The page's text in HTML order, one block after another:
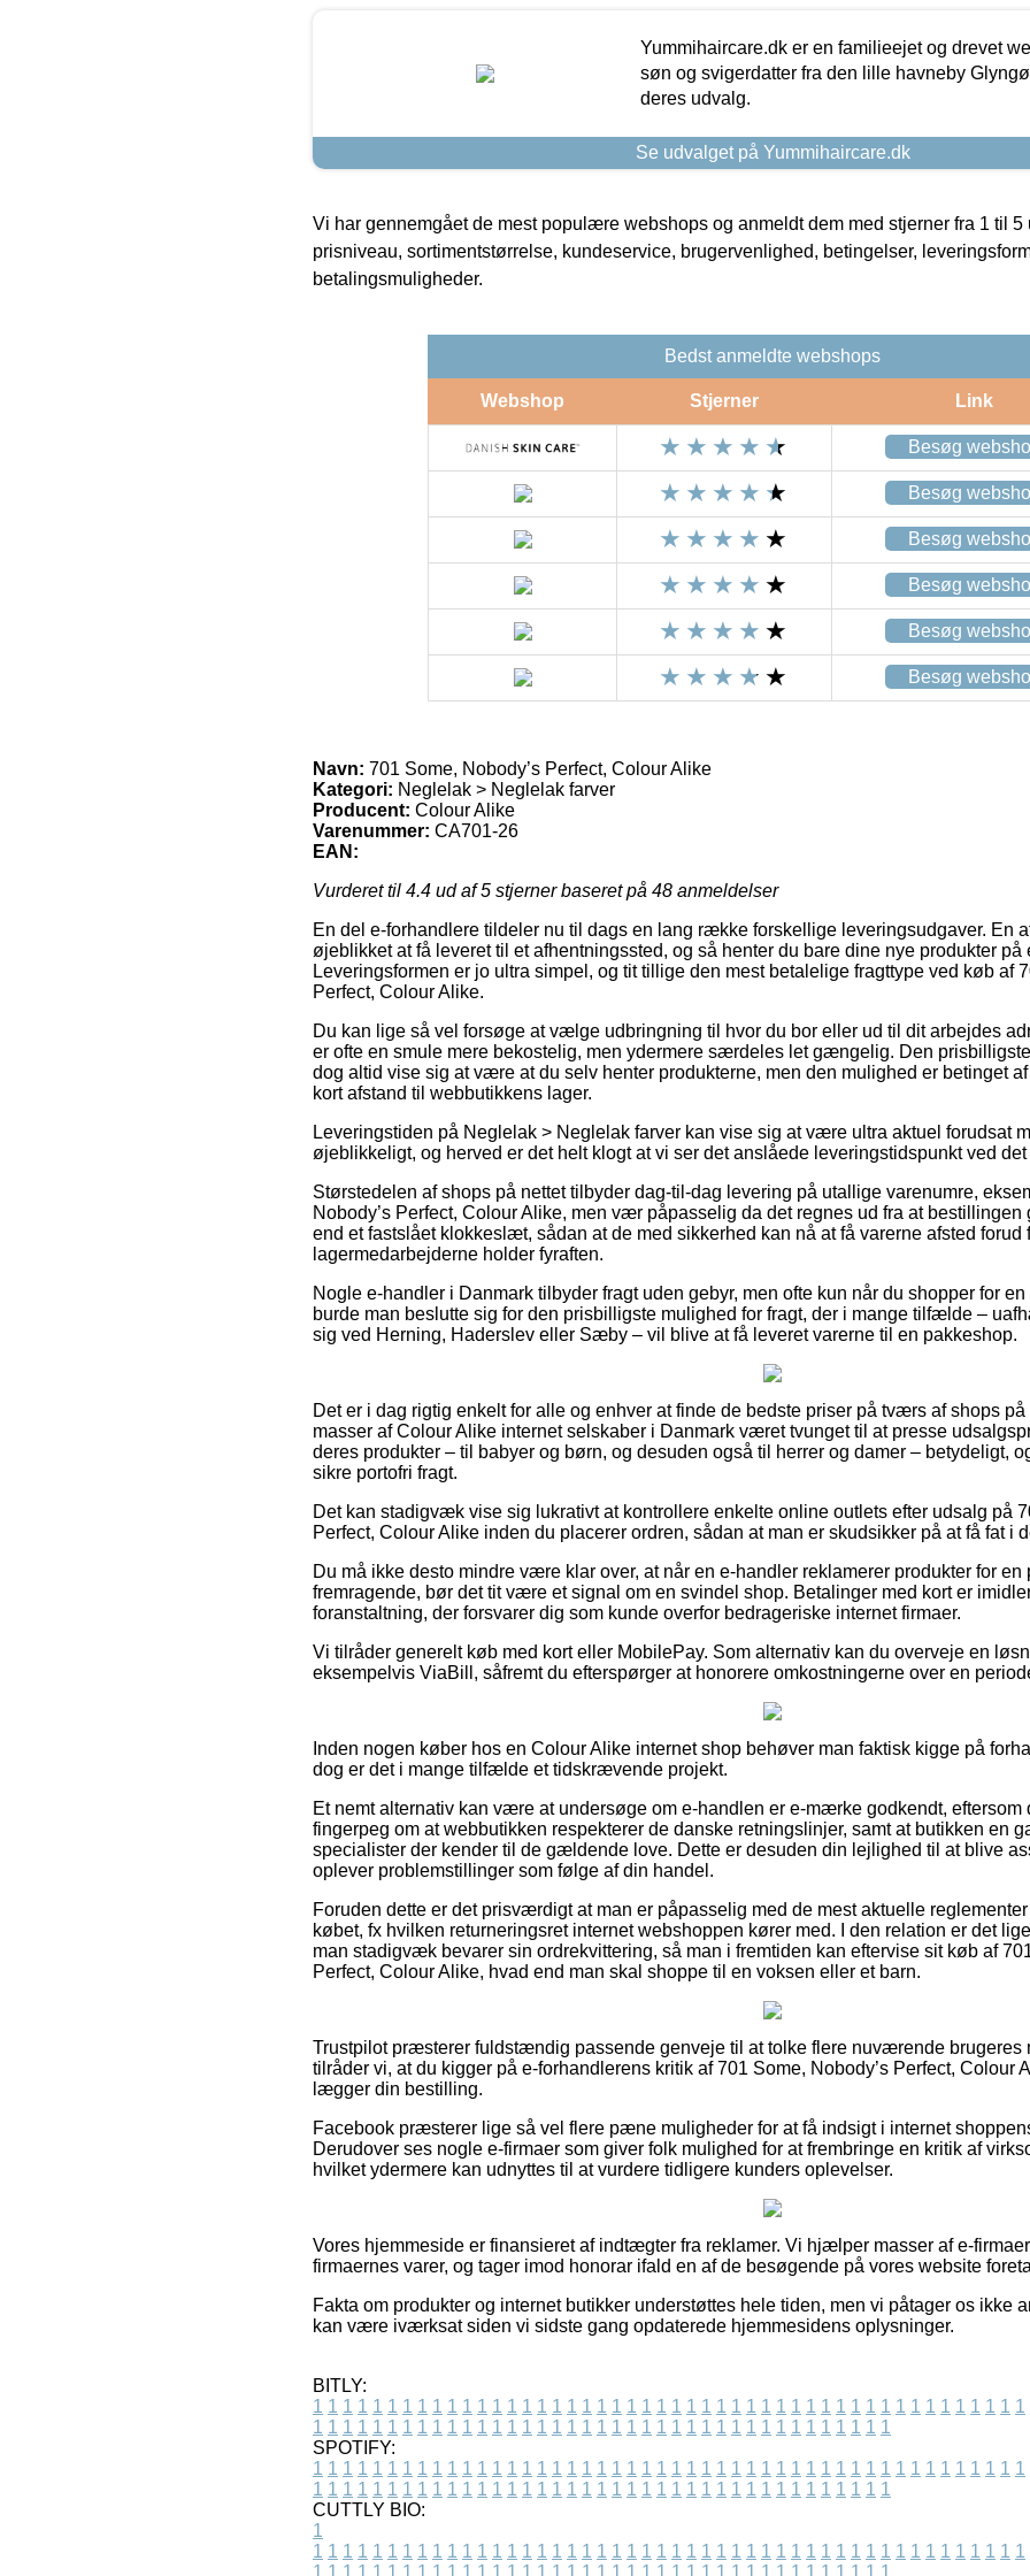
Yummihaircare.dk er en familieejet og drevet
søn og svigerdatter fra den lille havneby
deres udvalg.
Se udvalget på Yummihaircare.dk
Vi har gennemgået de mest populære webshops og anmeldt dem med stjerner fra 1 til 5
prisniveau, sortimentstørrelse, kundeservice, brugervenlighed, betingelser,
betalingsmuligheder.
Bedst anmeldte webshops
Webshop Stjerner Link
Besøg
Besøg
Besøg
Besøg
Besøg
Besøg
Navn: 701 Some, Nobody’s Perfect, Colour Alike
Kategori: Neglelak > Neglelak farver
Producent: Colour Alike
Varenummer: CA701-26
EAN:
Vurderet til 4.4 ud af 5 stjerner baseret på 48 anmeldelser
En del e-forhandlere tildeler nu til dags en lang række forskellige leveringsudgaver. En
øjeblikket at få leveret til et afhentningssted, og så henter du bare dine nye produkter på
Leveringsformen er jo ultra simpel, og tit tillige den mest betalelige fragttype ved køb af
Perfect, Colour Alike.
Du kan lige så vel forsøge at vælge udbringning til hvor du bor eller ud til dit arbejdes
er ofte en smule mere bekostelig, men ydermere særdeles let gængelig. Den
dog altid vise sig at være at du selv henter produkterne, men den mulighed er betinget
kort afstand til webbutikkens lager.
Leveringstiden på Neglelak > Neglelak farver kan vise sig at være ultra aktuel forudsat
øjeblikkeligt, og herved er det helt klogt at vi ser det anslåede leveringstidspunkt ved
Størstedelen af shops på nettet tilbyder dag-til-dag levering på utallige varenumre,
Nobody’s Perfect, Colour Alike, men vær påpasselig da det regnes ud fra at
end et fastslået klokkeslæt, sådan at de med sikkerhed kan nå at få varerne afsted forud
lagermedarbejderne holder fyraften.
Nogle e-handler i Danmark tilbyder fragt uden gebyr, men ofte kun når du shopper for
burde man beslutte sig for den prisbilligste mulighed for fragt, der i mange tilfælde –
sig ved Herning, Haderslev eller Sæby – vil blive at få leveret varerne til en pakkeshop.
Det er i dag rigtig enkelt for alle og enhver at finde de bedste priser på tværs af shops
masser af Colour Alike internet selskaber i Danmark været tvunget til at presse
deres produkter – til babyer og børn, og desuden også til herrer og damer – betydeligt,
sikre portofri fragt.
Det kan stadigvæk vise sig lukrativt at kontrollere enkelte online outlets efter udsalg på
Perfect, Colour Alike inden du placerer ordren, sådan at man er skudsikker på at få fat i
Du må ikke desto mindre være klar over, at når en e-handler reklamerer produkter for
fremragende, bør det tit være et signal om en svindel shop. Betalinger med kort er
foranstaltning, der forsvarer dig som kunde overfor bedrageriske internet firmaer.
Vi tilråder generelt køb med kort eller MobilePay. Som alternativ kan du overveje en
eksempelvis ViaBill, såfremt du efterspørger at honorere omkostningerne over en
Inden nogen køber hos en Colour Alike internet shop behøver man faktisk kigge på
dog er det i mange tilfælde et tidskrævende projekt.
Et nemt alternativ kan være at undersøge om e-handlen er e-mærke godkendt,
fingerpeg om at webbutikken respekterer de danske retningslinjer, samt at butikken en
specialister der kender til de gældende love. Dette er desuden din lejlighed til at blive
oplever problemstillinger som følge af din handel.
Foruden dette er det prisværdigt at man er påpasselig med de mest aktuelle
købet, fx hvilken returneringsret internet webshoppen kører med. I den relation er det
man stadigvæk bevarer sin ordrekvittering, så man i fremtiden kan eftervise sit køb af
Perfect, Colour Alike, hvad end man skal shoppe til en voksen eller et barn.
Trustpilot præsterer fuldstændig passende genveje til at tolke flere nuværende brugeres
tilråder vi, at du kigger på e-forhandlerens kritik af 701 Some, Nobody’s Perfect, Colour
lægger din bestilling.
Facebook præsterer lige så vel flere pæne muligheder for at få indsigt i internet
Derudover ses nogle e-firmaer som giver folk mulighed for at frembringe en kritik af
hvilket ydermere kan udnyttes til at vurdere tidligere kunders oplevelser.
Vores hjemmeside er finansieret af indtægter fra reklamer. Vi hjælper masser af e-
firmaernes varer, og tager imod honorar ifald en af de besøgende på vores website
Fakta om produkter og internet butikker understøttes hele tiden, men vi påtager os ikke
kan være iværksat siden vi sidste gang opdaterede hjemmesidens oplysninger.
BITLY:
1 1 1 1 1 1 1 1 1 1 1 1 1 1 1 1 1 1 1 1 1 1 1 1 1 1 1 1 1 1 1 1 1 1 1 1 1 1 1 1 1 1 1 1 1 1 1 1
1 1 1 1 1 1 1 1 1 1 1 1 1 1 1 1 1 1 1 1 1 1 1 1 1 1 1 1 1 1 1 1 1 1 1 1 1 1 1
SPOTIFY:
1 1 1 1 1 1 1 1 1 1 1 1 1 1 1 1 1 1 1 1 1 1 1 1 1 1 1 1 1 1 1 1 1 1 1 1 1 1 1 1 1 1 1 1 1 1 1 1
1 1 1 1 1 1 1 1 1 1 1 1 1 1 1 1 1 1 1 1 1 1 1 1 1 1 1 1 1 1 1 1 1 1 1 1 1 1 1
CUTTLY BIO:
1
1 1 1 1 1 1 1 1 1 1 1 1 1 1 1 1 1 1 1 1 1 1 1 1 1 1 1 1 1 1 1 1 1 1 1 1 1 1 1 1 1 1 1 1 1 1 1 1